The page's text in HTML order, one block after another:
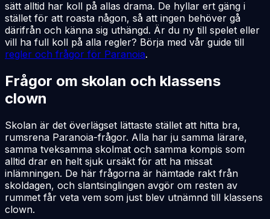
sätt alltid har koll på allas drama. De hyllar ert gäng i
stället för att roasta någon, så att ingen behöver gå
därifrån och känna sig uthängd. Är du ny till spelet eller
vill ha full koll på alla regler? Börja med vår guide till
regler och frågor för Paranoia.
Frågor om skolan och klassens
clown
Skolan är det överlägset lättaste stället att hitta bra,
rumsrena Paranoia-frågor. Alla har ju samma lärare,
samma tveksamma skolmat och samma kompis som
alltid drar en helt sjuk ursäkt för att ha missat
inlämningen. De här frågorna är hämtade rakt från
skoldagen, och slantsinglingen avgör om resten av
rummet får veta vem som just blev utnämnd till klassens
clown.